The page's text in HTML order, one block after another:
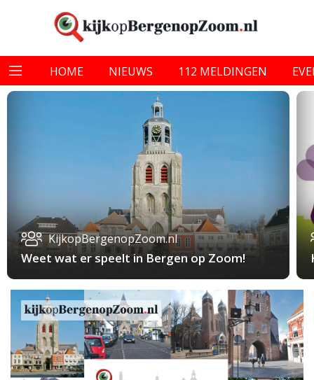
HOME NIEUWS 112 MELDINGEN
KijkopBergenopZoom.nl
Weet wat er speelt in Bergen op Zoom!